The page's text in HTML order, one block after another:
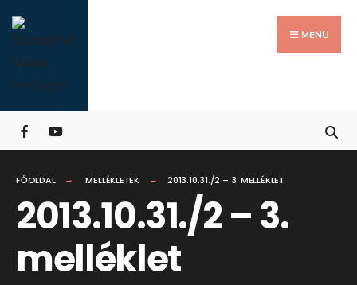
Skip
to
content
MENU
FŐOLDAL MELLÉKLETEK 2013.10.31./2 – 3. MELLÉKLET
2013.10.31./2 – 3.
melléklet
for:
Close